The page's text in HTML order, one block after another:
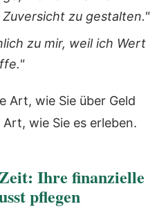
zu gestalten."
zu mir, weil ich Wert
Art, wie Sie über Geld
wie Sie es erleben.
Ihre finanzielle
pflegen